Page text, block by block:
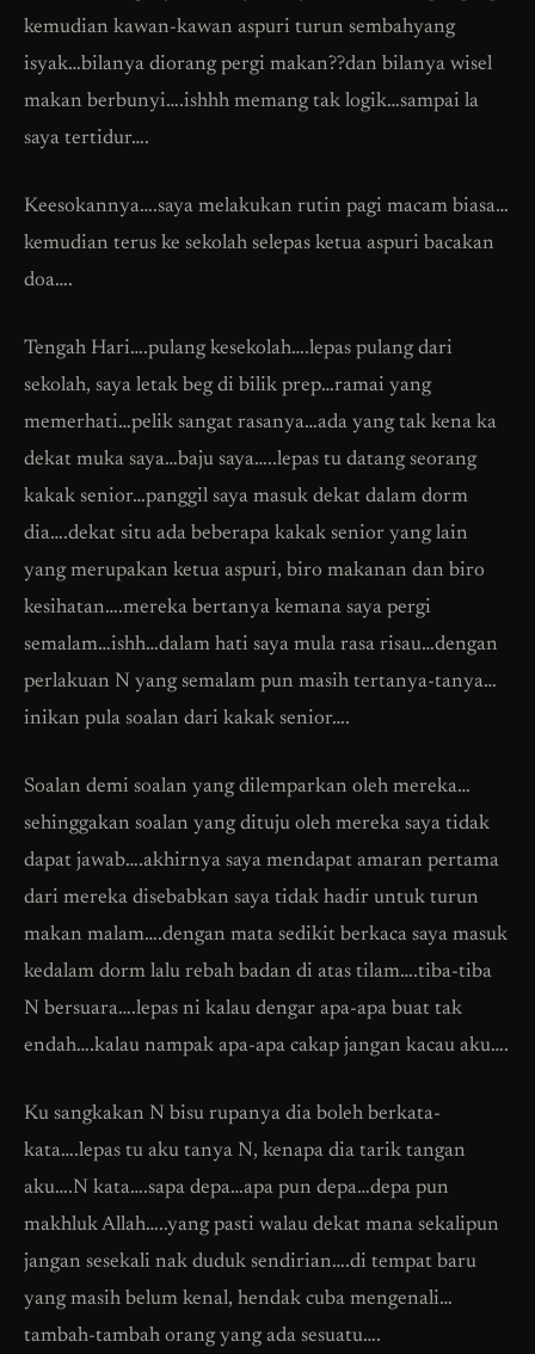
kemudian kawan-kawan aspuri turun sembahyang
isyak…bilanya diorang pergi makan??dan bilanya wisel
makan berbunyi….ishhh memang tak logik…sampai la
saya tertidur….
Keesokannya….saya melakukan rutin pagi macam biasa…
kemudian terus ke sekolah selepas ketua aspuri bacakan
doa….
Tengah Hari….pulang kesekolah….lepas pulang dari
sekolah, saya letak beg di bilik prep…ramai yang
memerhati…pelik sangat rasanya…ada yang tak kena ka
dekat muka saya…baju saya…..lepas tu datang seorang
kakak senior…panggil saya masuk dekat dalam dorm
dia….dekat situ ada beberapa kakak senior yang lain
yang merupakan ketua aspuri, biro makanan dan biro
kesihatan….mereka bertanya kemana saya pergi
semalam…ishh…dalam hati saya mula rasa risau…dengan
perlakuan N yang semalam pun masih tertanya-tanya…
inikan pula soalan dari kakak senior….
Soalan demi soalan yang dilemparkan oleh mereka…
sehinggakan soalan yang dituju oleh mereka saya tidak
dapat jawab….akhirnya saya mendapat amaran pertama
dari mereka disebabkan saya tidak hadir untuk turun
makan malam….dengan mata sedikit berkaca saya masuk
kedalam dorm lalu rebah badan di atas tilam….tiba-tiba
N bersuara….lepas ni kalau dengar apa-apa buat tak
endah….kalau nampak apa-apa cakap jangan kacau aku….
Ku sangkakan N bisu rupanya dia boleh berkata-
kata….lepas tu aku tanya N, kenapa dia tarik tangan
aku….N kata….sapa depa…apa pun depa…depa pun
makhluk Allah…..yang pasti walau dekat mana sekalipun
jangan sesekali nak duduk sendirian….di tempat baru
yang masih belum kenal, hendak cuba mengenali…
tambah-tambah orang yang ada sesuatu….